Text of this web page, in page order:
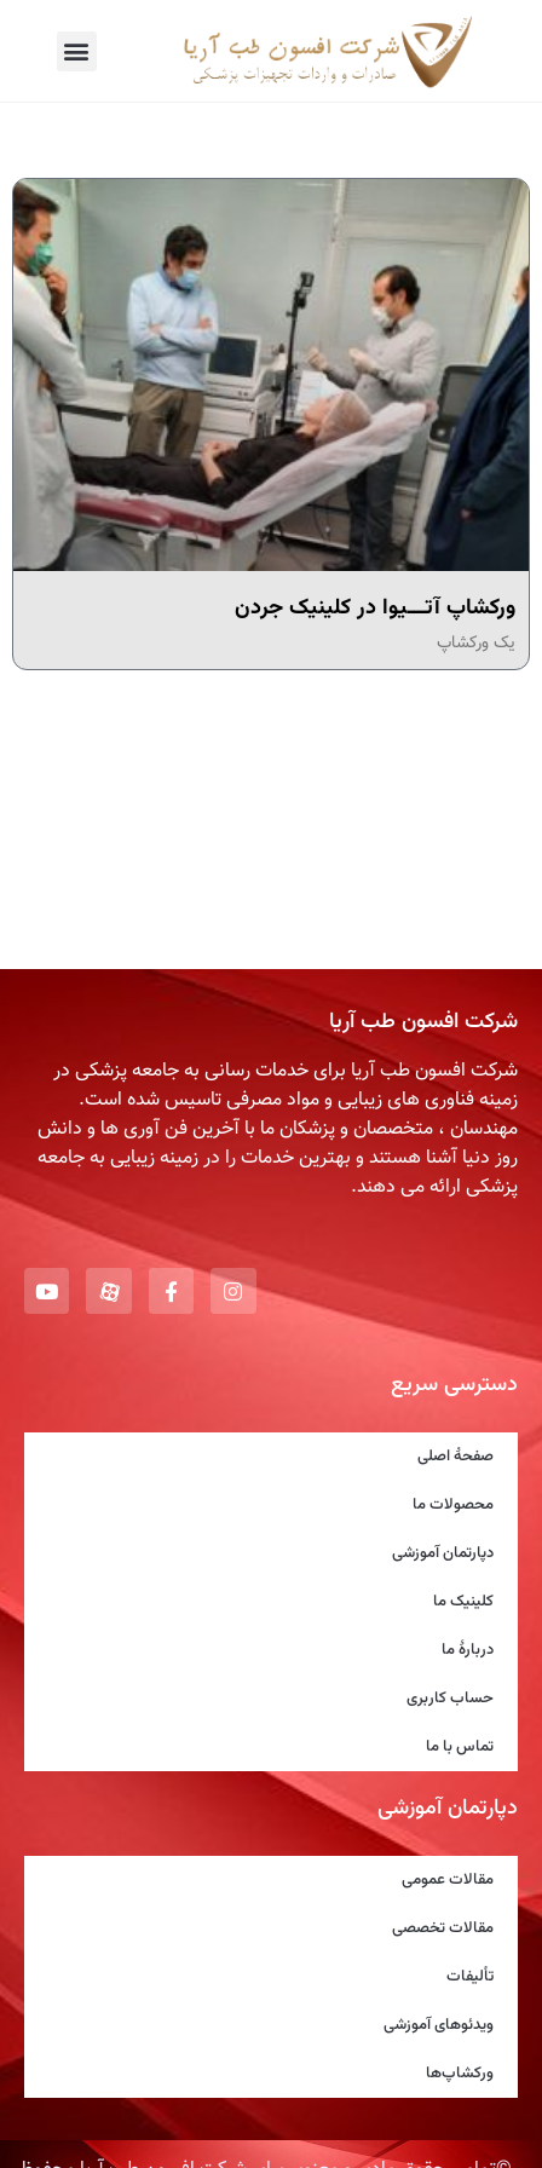
ورکشاپ آتـــیوا در کلینیک جردن
یک ورکشاپ
شرکت افسون طب آریا
شرکت افسون طب آریا برای خدمات رسانی به جامعه پزشکی در
زمینه فناوری های زیبایی و مواد مصرفی تاسیس شده است.
مهندسان ، متخصصان و پزشکان ما با آخرین فن آوری ها و دانش
روز دنیا آشنا هستند و بهترین خدمات را در زمینه زیبایی به جامعه
پزشکی ارائه می دهند.
دسترسی سریع
صفحۀ اصلی
محصولات ما
دپارتمان آموزشی
کلینیک ما
دربارۀ ما
حساب کاربری
تماس با ما
دپارتمان آموزشی
مقالات عمومی
مقالات تخصصی
تألیفات
ویدئوهای آموزشی
ورکشاپ‌ها